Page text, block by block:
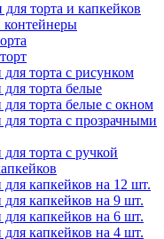
торта и капкейков
торта с рисунком
торта белые
торта белые с окном
торта с прозрачными
торта с ручкой
капкейков на 12 шт.
капкейков на 9 шт.
капкейков на 6 шт.
капкейков на 4 шт.